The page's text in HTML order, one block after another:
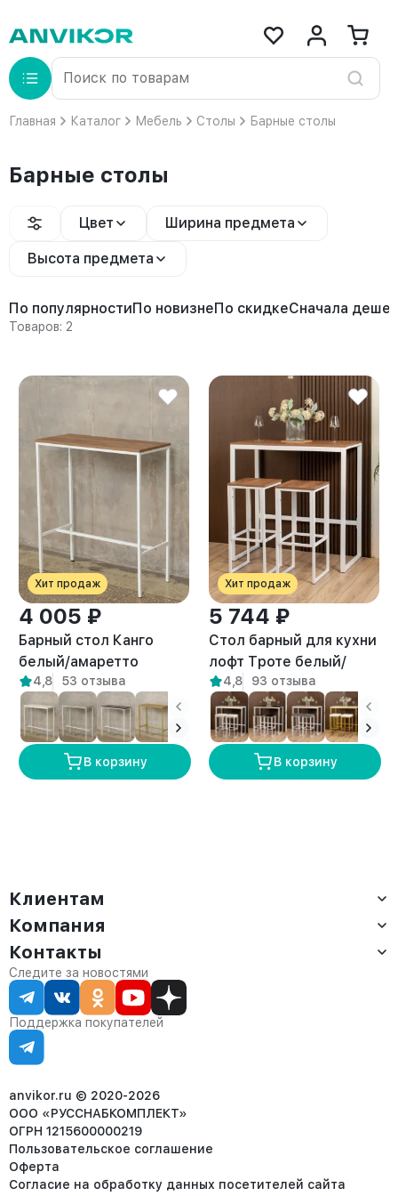
Главная Каталог Мебель Столы Барные столы
Барные столы
Цвет Ширина предмета
Высота предмета
По популярностиПо новизнеПо скидкеСначала
Товаров: 2
Хит продаж
4 005 ₽
Барный стол Канго
белый/амаретто
4,8 53 отзыва
В корзину
Хит продаж
5 744 ₽
Стол барный для кухни
лофт Троте белый/
амаретто
4,8 93 отзыва
В корзину
Клиентам
Доставка
Оплата
Сервис
Статус заказа
Статьи
Компания
О компании
Контакты
Партнёрам
Контакты
Отдел продаж:
8 (800) 234-22-62
corp@anvikor.ru
Ежедневно, с 7:00-19:00 (МСК)
Отдел рекламации:
8 (953) 455-25-61
Следите за новостями
Поддержка покупателей
anvikor.ru © 2020-2026
ООО «РУССНАБКОМПЛЕКТ»
ОГРН 1215600000219
Пользовательское соглашение
Оферта
Согласие на обработку данных посетителей сайта